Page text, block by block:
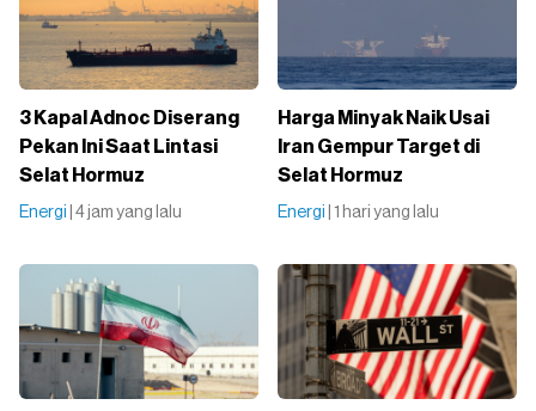
3 Kapal Adnoc Diserang
Pekan Ini Saat Lintasi
Selat Hormuz
Energi | 4 jam yang lalu
Harga Minyak Naik Usai
Iran Gempur Target di
Selat Hormuz
Energi | 1 hari yang lalu